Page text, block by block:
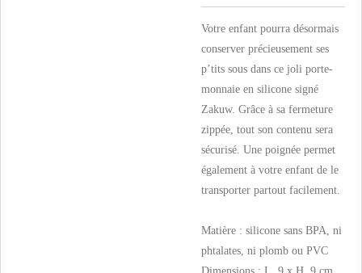
Votre enfant pourra désormais
conserver précieusement ses
p’tits sous dans ce joli porte-
monnaie en silicone signé
Zakuw. Grâce à sa fermeture
zippée, tout son contenu sera
sécurisé. Une poignée permet
également à votre enfant de le
transporter partout facilement.
Matière : silicone sans BPA, ni
phtalates, ni plomb ou PVC